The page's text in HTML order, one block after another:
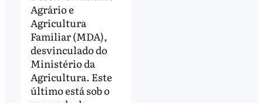
Agrário e
Agricultura
Familiar (MDA),
desvinculado do
Ministério da
Agricultura. Este
último está sob o